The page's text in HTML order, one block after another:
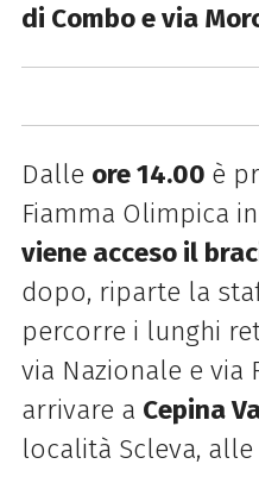
di Combo e via
Dalle ore 14.00 è
Fiamma Olimpica in
viene acceso il
dopo, riparte la
percorre i lunghi
via Nazionale e via
arrivare a Cepina
località Scleva, alle